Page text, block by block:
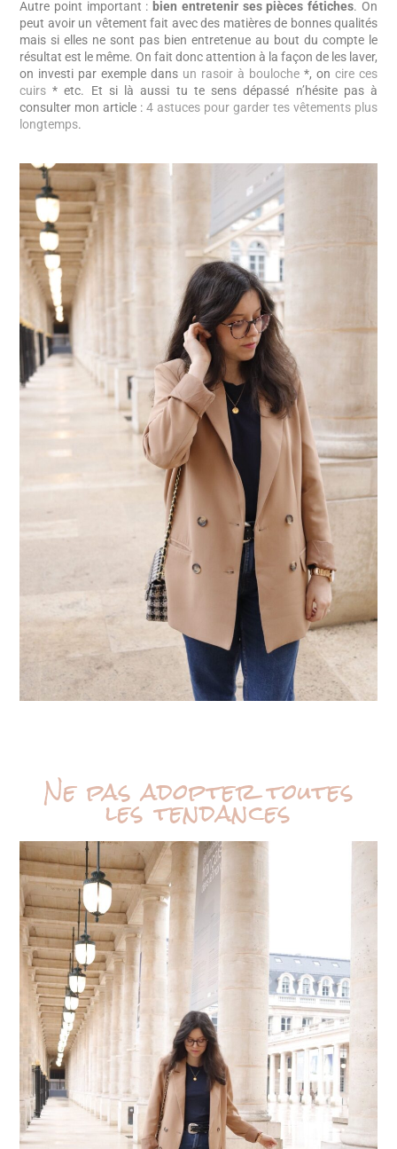
Autre point important : bien entretenir ses pièces fétiches. On
peut avoir un vêtement fait avec des matières de bonnes qualités
mais si elles ne sont pas bien entretenue au bout du compte le
résultat est le même. On fait donc attention à la façon de les laver,
on investi par exemple dans un rasoir à bouloche *, on cire ces
cuirs * etc. Et si là aussi tu te sens dépassé n’hésite pas à
consulter mon article : 4 astuces pour garder tes vêtements plus
longtemps.
Ne pas adopter toutes
les tendances